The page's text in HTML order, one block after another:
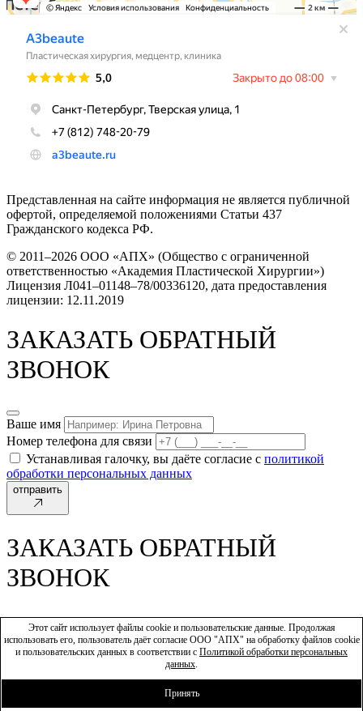
Представленная на сайте информация не является публичной
офертой, определяемой положениями Статьи 437
Гражданского кодекса РФ.
© 2011–2026 OOO «АПХ» (Общество с ограниченной
ответственностью «Академия Пластической Хирургии»)
Лицензия Л041–01148–78/00336120, дата предоставления
лицензии: 12.11.2019
ЗАКАЗАТЬ ОБРАТНЫЙ
ЗВОНОК
Ваше имя
Номер телефона для связи
Устанавливая галочку, вы даёте согласие с политикой
обработки персональных данных
отправить
ЗАКАЗАТЬ ОБРАТНЫЙ
ЗВОНОК
Ваше имя
Номер телефона для связи
Устанавливая галочку, вы даёте согласие с
обработки персональных данных
Этот сайт использует файлы cookie и пользовательские данные. Продолжая
использовать его, пользователь даёт согласие ООО "АПХ" на обработку файлов cookie
и пользовательских данных в соответствии с Политикой обработки персональных
данных.
Принять